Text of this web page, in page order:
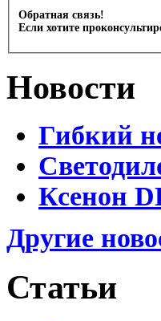
Обратная связь!
Если хотите
Новости
Гибкий
Ксенон
Другие
Статьи